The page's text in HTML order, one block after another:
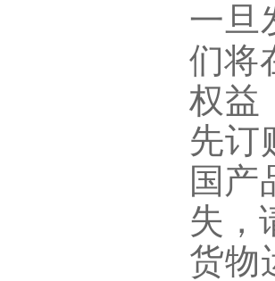
一旦
们将
权益
先订
国产
失，
货物